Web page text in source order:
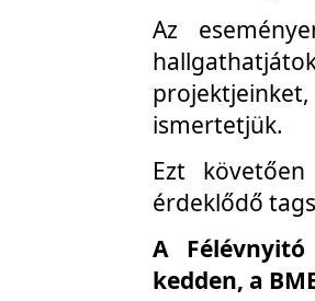
Az
ismertetjük.
Ezt
érdeklődő
A
kedden, a